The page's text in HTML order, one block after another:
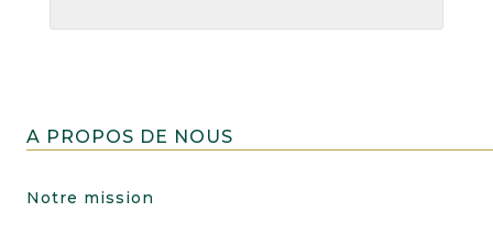
A PROPOS DE NOUS
Notre mission